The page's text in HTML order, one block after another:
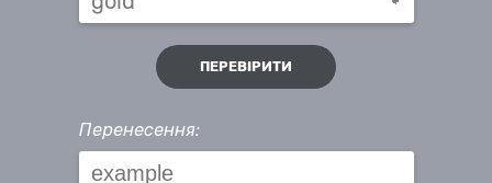
ПЕРЕВІРИТИ
Перенесення: